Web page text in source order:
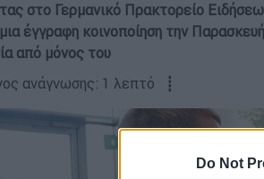
Do Not
στο Γερμανικό Πρακτορείο
έγγραφη κοινοποίηση την
από μόνος του
ανάγνωσης: 1 λεπτό ┋